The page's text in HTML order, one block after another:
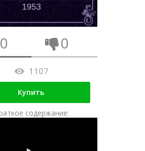
0 0
1107
Купить
содержание: